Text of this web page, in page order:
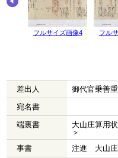
フルサイズ画像4 フル
差出人
御代官乗善重
宛名書
端裏書
大山庄算用
＞
事書
注進 大山庄